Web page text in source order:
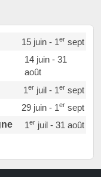
15 juin - 1ersept
14 juin - 31
août
1erjuil - 1ersept
29 juin - 1ersept
1erjuil - 31 août
22 juin - 2 sept